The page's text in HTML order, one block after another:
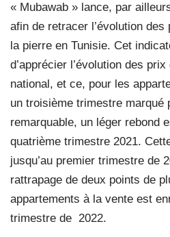
« Mubawab » lance, par
afin de retracer l’évolution
la pierre en Tunisie. Cet
d’apprécier l’évolution des
national, et ce, pour les
un troisième trimestre marqué
remarquable, un léger rebond
quatrième trimestre 2021.
jusqu’au premier trimestre de
rattrapage de deux points de
appartements à la vente est
trimestre de 2022.